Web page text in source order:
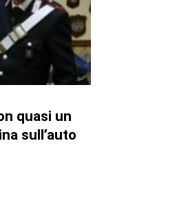
quasi un
sull’auto